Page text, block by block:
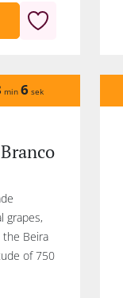
min 6 sek
grapes,
the Beira
of 750